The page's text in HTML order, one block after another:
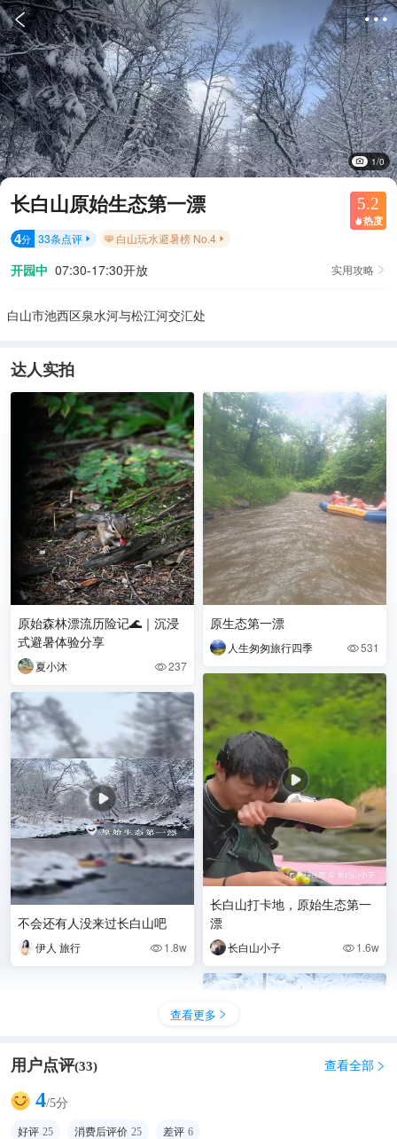
 
1/0
长白山原始生态第一漂 5.2
 热度
4分 33条点评  白山玩水避暑榜 No.4 
开园中 07:30-17:30开放 实用攻略 
白山市池西区泉水河与松江河交汇处
达人实拍
原始森林漂流历险记🌊｜沉浸
式避暑体验分享
夏小沐 237
不会还有人没来过长白山吧
伊人 旅行  1.8w
原生态第一漂
人生匆匆旅行四季 531
长白山打卡地，原始生态第一
漂
长白山小子  1.6w
查看更多 
用户点评(33) 查看全部 
4/5分
好评 25 消费后评价 25 差评 6